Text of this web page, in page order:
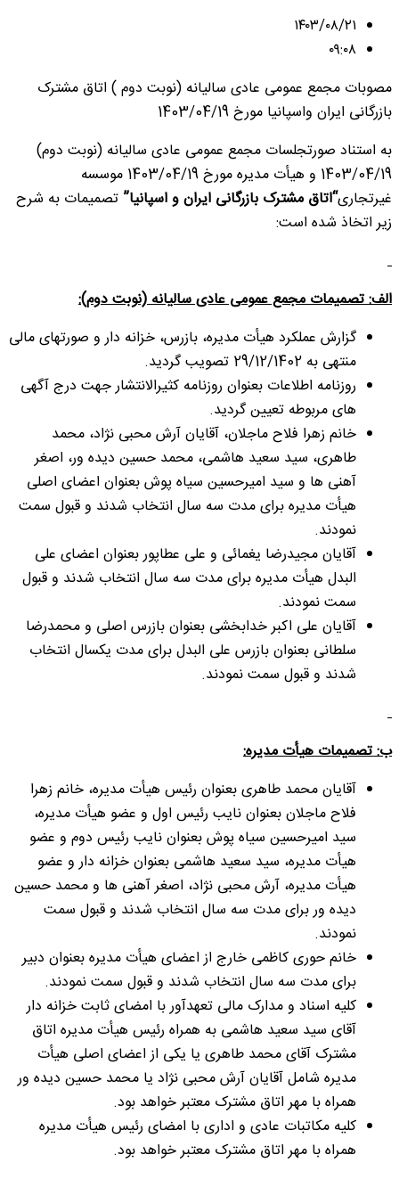
۱۴۰۳/۰۸/۲۱
۰۹:۰۸
مصوبات مجمع عمومی عادی سالیانه (نوبت دوم ) اتاق مشترک
بازرگانی ایران واسپانیا مورخ 1403/04/19
به استناد صورتجلسات مجمع عمومی عادی سالیانه (نوبت دوم)
1403/04/19 و هیأت مدیره مورخ 1403/04/19 موسسه
غیرتجاری“اتاق مشترک بازرگانی ایران و اسپانیا” تصمیمات به شرح
زیر اتخاذ شده است:
الف: تصميماتمجمع عمومی عادی سالیانه (نوبت دوم):
گزارش عملکرد هیأت مدیره، بازرس، خزانه دار و صورتهای مالی
منتهی به 29/12/1402 تصویب گردید.
روزنامه اطلاعات بعنوان روزنامه کثیرالانتشار جهت درج آگهی
های مربوطه تعیین گردید.
خانم زهرا فلاح ماجلان، آقایان آرش محبی نژاد، محمد
طاهری، سید سعید هاشمی، محمد حسین دیده ور، اصغر
آهنی ها و سید امیرحسین سیاه پوش بعنوان اعضای اصلی
هیأت مدیره برای مدت سه سال انتخاب شدند و قبول سمت
نمودند.
آقایان مجیدرضا یغمائی و علی عطاپور بعنوان اعضای علی
البدل هیأت مدیره برای مدت سه سال انتخاب شدند و قبول
سمت نمودند.
آقایان علی اکبر خدابخشی بعنوان بازرس اصلی و محمدرضا
سلطانی بعنوان بازرس علی البدل برای مدت یکسال انتخاب
شدند و قبول سمت نمودند.
ب: تصمیمات هیأت مدیره:
آقایان محمد طاهری بعنوان رئیس هیأت مدیره، خانم زهرا
فلاح ماجلان بعنوان نایب رئیس اول و عضو هیأت مدیره،
سید امیرحسین سیاه پوش بعنوان نایب رئیس دوم و عضو
هیأت مدیره، سید سعید هاشمی بعنوان خزانه دار و عضو
هیأت مدیره، آرش محبی نژاد، اصغر آهنی ها و محمد حسین
دیده ور برای مدت سه سال انتخاب شدند و قبول سمت
نمودند.
خانم حوری کاظمی خارج از اعضای هیأت مدیره بعنوان دبیر
برای مدت سه سال انتخاب شدند و قبول سمت نمودند.
کلیه اسناد و مدارک مالی تعهدآور با امضای ثابت خزانه دار
آقای سید سعید هاشمی به همراه رئیس هیأت مدیره اتاق
مشترک آقای محمد طاهری یا یکی از اعضای اصلی هیأت
مدیره شامل آقایان آرش محبی نژاد یا محمد حسین دیده ور
همراه با مهر اتاق مشترک معتبر خواهد بود.
کلیه مکاتبات عادی و اداری با امضای رئیس هیأت مدیره
همراه با مهر اتاق مشترک معتبر خواهد بود.